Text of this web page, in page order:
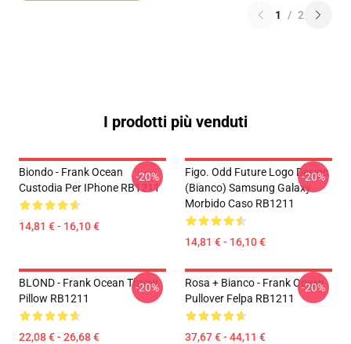
1 / 2
I prodotti più venduti
Biondo - Frank Ocean
Custodia Per IPhone RB1211
14,81 € - 16,10 €
-20%
Figo. Odd Future Logo Design
(bianco) Samsung Galaxy
Morbido Caso RB1211
14,81 € - 16,10 €
-20%
BLOND - Frank Ocean Throw
Pillow RB1211
22,08 € - 26,68 €
-20%
Rosa + Bianco - Frank Ocean
Pullover Felpa RB1211
37,67 € - 44,11 €
-20%